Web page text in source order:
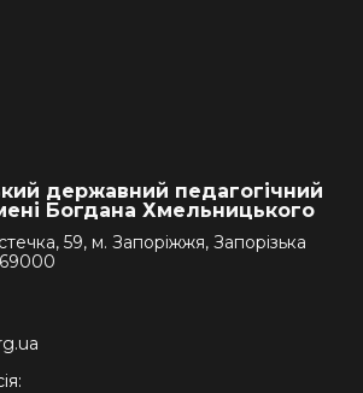
державний педагогічний
Богдана Хмельницького
59, м. Запоріжжя, Запорізька
69000